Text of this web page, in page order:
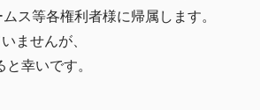
ス等各権利者様に帰属します。
ませんが、
幸いです。